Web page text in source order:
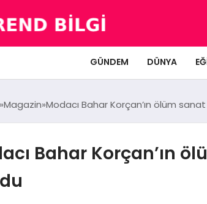
GÜNDEM DÜNYA
Magazin Modacı Bahar Korçan’ın ölüm
Bahar Korçan’ın